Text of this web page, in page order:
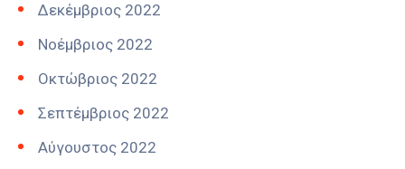
Δεκέμβριος 2022
Νοέμβριος 2022
Οκτώβριος 2022
Σεπτέμβριος 2022
Αύγουστος 2022